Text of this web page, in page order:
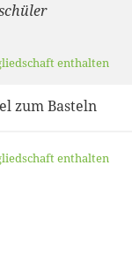
enthalten
zum Basteln
enthalten